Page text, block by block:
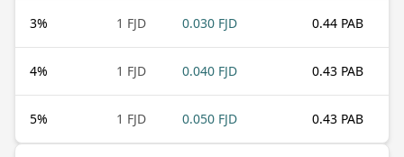
3% 1 FJD 0.030 FJD 0.44 PAB
4% 1 FJD 0.040 FJD 0.43 PAB
5% 1 FJD 0.050 FJD 0.43 PAB